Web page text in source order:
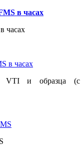
часах
VTI и образца (с